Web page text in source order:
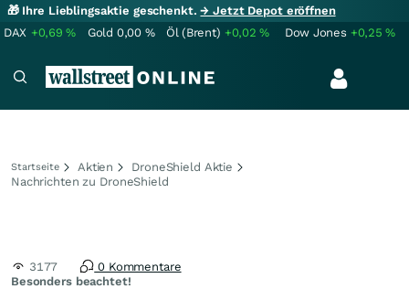
🎁 Ihre Lieblingsaktie geschenkt.→ Jetzt Depot eröffnen
DAX +0,69% Gold 0,00 % Öl (Brent) +0,02% Dow Jones +0,25%
Startseite Aktien
DroneShield Aktie
Nachrichten zu DroneShield
Besonders beachtet!
3177 0 Kommentare